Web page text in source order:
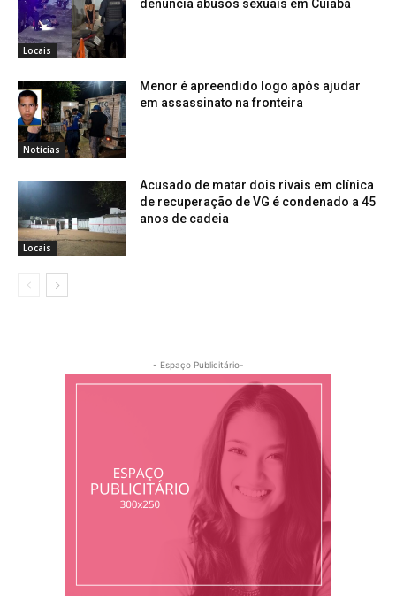
Locais
denuncia abusos sexuais em Cuiabá
Notícias
Menor é apreendido logo após ajudar
em assassinato na fronteira
Locais
Acusado de matar dois rivais em clínica
de recuperação de VG é condenado a 45
anos de cadeia
- Espaço Publicitário-